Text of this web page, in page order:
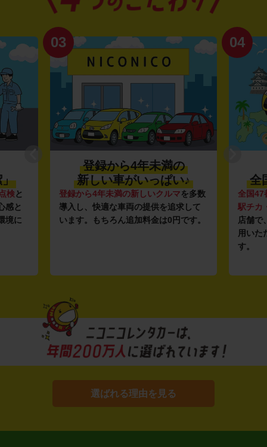
」
検と
感と
境に
03
登録から4年未満の
新しい車がいっぱい♪
登録から4年未満の新しいクルマを多数
導入し、快適な車両の提供を追求して
います。もちろん追加料金は0円です。
04
全
全国47
駅チカ
店舗で
用いた
す。
選ばれる理由を見る